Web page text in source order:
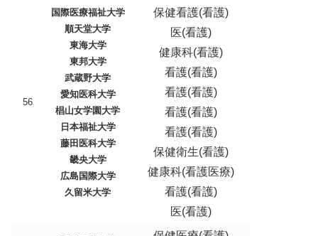
56
国際医療福祉大学
順天堂大学
東海大学
東邦大学
武蔵野大学
愛知医科大学
椙山女学園大学
日本福祉大学
藤田医科大学
畿央大学
広島国際大学
久留米大学
保健看護(看護)
医(看護)
健康科(看護)
看護(看護)
看護(看護)
看護(看護)
看護(看護)
保健衛生(看護)
健康科(看護医療)
看護(看護)
医(看護)